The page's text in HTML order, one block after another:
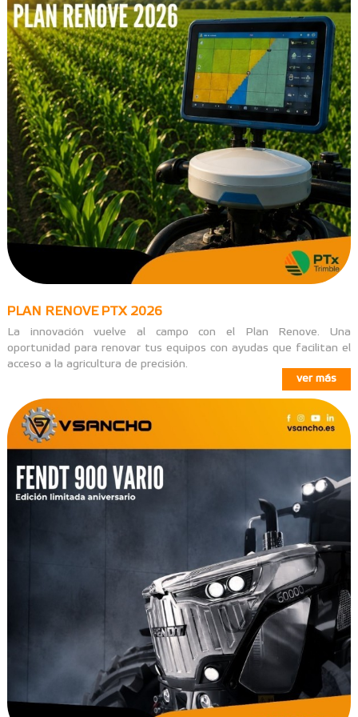
PLAN RENOVE PTX 2026
La innovación vuelve al campo con el Plan Renove. Una
oportunidad para renovar tus equipos con ayudas que facilitan el
acceso a la agricultura de precisión.
ver más